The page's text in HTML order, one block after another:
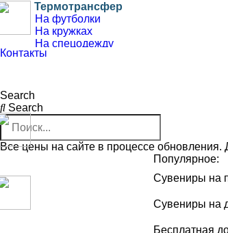
Термотрансфер
На футболки
На кружках
На спецодежду
Номера и фамилии
Деколь
На кружках
На бокалах
Контакты
Search
Search
Все цены на сайте в процессе обновления.
Популярное:
Сувениры на
Сувениры на
Бесплатная